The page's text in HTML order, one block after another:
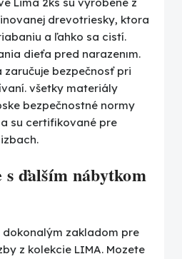
drevotriesky, ktora
a ľahko sa cistí.
dieťa pred narazenım.
bezpečnosť pri
všetky materiály
bezpečnostné normy
su certifikované pre
ďalším nábytkom
dokonalým zakladom pre
z kolekcie LIMA. Mozete